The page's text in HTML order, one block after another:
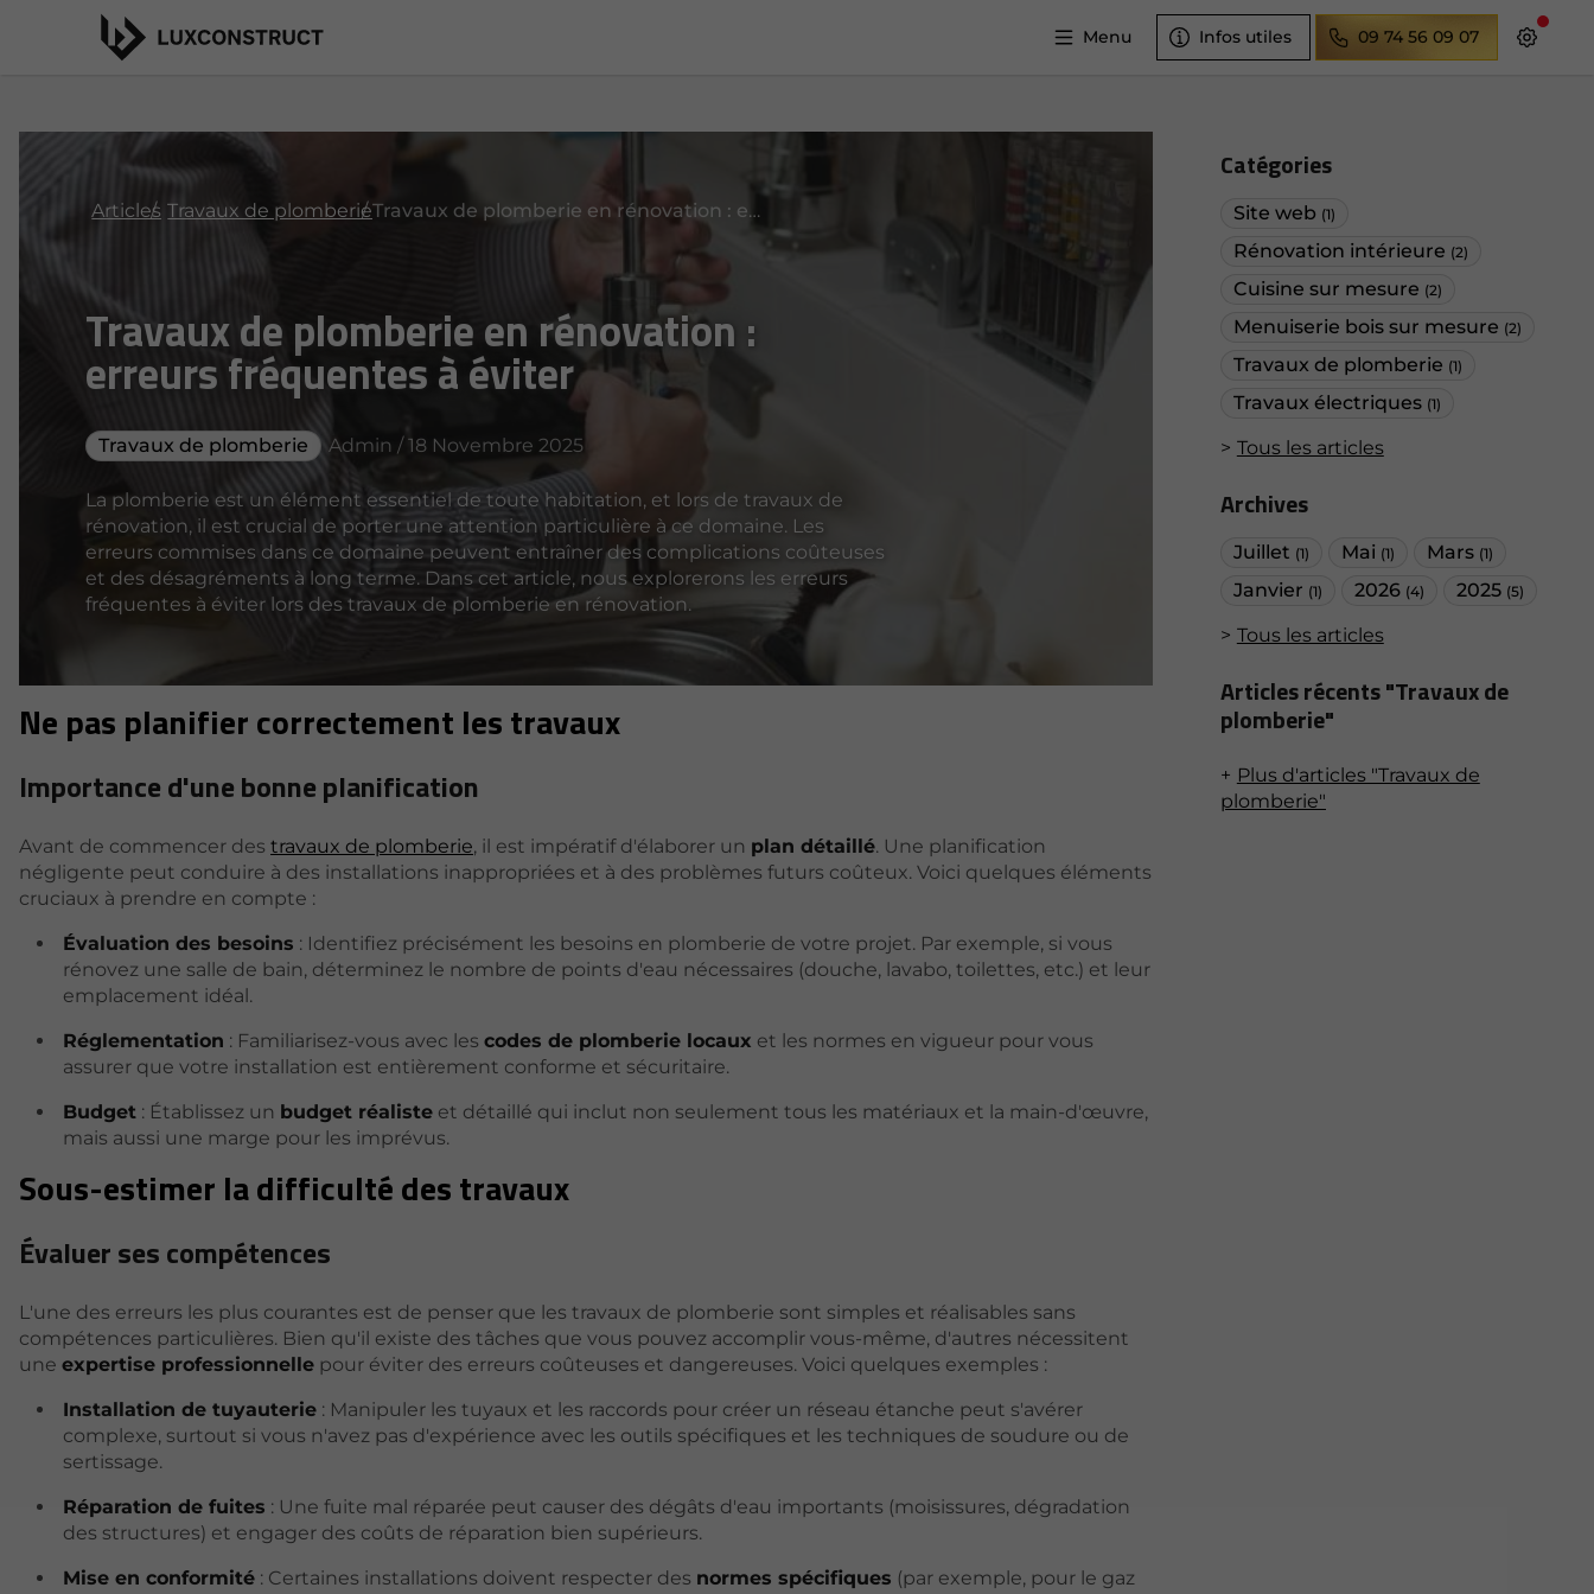
Menu Infos utiles 09 74 56 09 07
Catégories
Site web (1)
Rénovation intérieure (2)
Cuisine sur mesure (2)
Menuiserie bois sur mesure (2)
Travaux de plomberie (1)
Travaux électriques (1)
Tous les articles
Archives
Juillet (1) Mai (1) Mars (1)
Janvier (1) 2026 (4) 2025 (5)
Tous les articles
Articles récents "Travaux de
plomberie"
Plus d'articles "Travaux de
plomberie"
Articles Travaux de plomberie Travaux de plomberie en rénovation : erreurs fréquentes à éviter
Travaux de plomberie en rénovation :
erreurs fréquentes à éviter
Travaux de plomberie Admin / 18 Novembre 2025
La plomberie est un élément essentiel de toute habitation, et lors de travaux de
rénovation, il est crucial de porter une attention particulière à ce domaine. Les
erreurs commises dans ce domaine peuvent entraîner des complications coûteuses
et des désagréments à long terme. Dans cet article, nous explorerons les erreurs
fréquentes à éviter lors des travaux de plomberie en rénovation.
Ne pas planifier correctement les travaux
Importance d'une bonne planification
Avant de commencer des travaux de plomberie, il est impératif d'élaborer un plan détaillé. Une planification
négligente peut conduire à des installations inappropriées et à des problèmes futurs coûteux. Voici quelques éléments
cruciaux à prendre en compte :
Évaluation des besoins : Identifiez précisément les besoins en plomberie de votre projet. Par exemple, si vous
rénovez une salle de bain, déterminez le nombre de points d'eau nécessaires (douche, lavabo, toilettes, etc.) et leur
emplacement idéal.
Réglementation : Familiarisez-vous avec les codes de plomberie locaux et les normes en vigueur pour vous
assurer que votre installation est entièrement conforme et sécuritaire.
Budget : Établissez un budget réaliste et détaillé qui inclut non seulement tous les matériaux et la main-d'œuvre,
mais aussi une marge pour les imprévus.
Sous-estimer la difficulté des travaux
Évaluer ses compétences
L'une des erreurs les plus courantes est de penser que les travaux de plomberie sont simples et réalisables sans
compétences particulières. Bien qu'il existe des tâches que vous pouvez accomplir vous-même, d'autres nécessitent
une expertise professionnelle pour éviter des erreurs coûteuses et dangereuses. Voici quelques exemples :
Installation de tuyauterie : Manipuler les tuyaux et les raccords pour créer un réseau étanche peut s'avérer
complexe, surtout si vous n'avez pas d'expérience avec les outils spécifiques et les techniques de soudure ou de
sertissage.
Réparation de fuites : Une fuite mal réparée peut causer des dégâts d'eau importants (moisissures, dégradation
des structures) et engager des coûts de réparation bien supérieurs.
Mise en conformité : Certaines installations doivent respecter des normes spécifiques (par exemple, pour le gaz